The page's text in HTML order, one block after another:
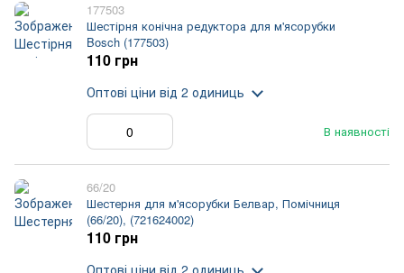
177503
Шестірня конічна редуктора для м'ясорубки
Bosch (177503)
В наявності
110 грн
Оптові ціни від 2 одиниць
66/20
Шестерня для м'ясорубки Белвар, Помічниця
(66/20), (721624002)
110 грн
Оптові ціни від 2 одиниць